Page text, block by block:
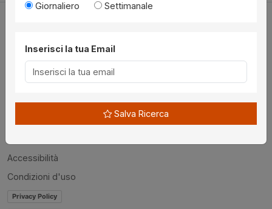
Utilità
Chi siamo
Disclaimer
Accessibilità
Condizioni d'uso
Privacy Policy
Giornaliero Settimanale
Inserisci la tua Email
Salva Ricerca